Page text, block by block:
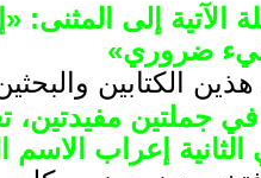
الآتية إلى
ضروري»
الكتابين
جملتين مفيدتين،
الثانية إعراب